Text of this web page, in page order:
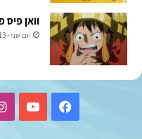
וואן פיס פרק 1169
יום שני - 13 ביולי 2026
Facebook